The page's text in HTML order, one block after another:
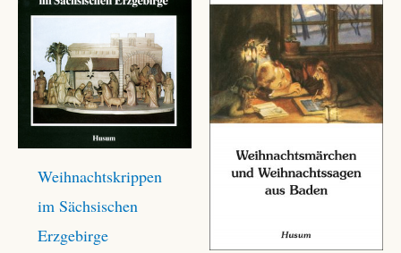
Weihnachtskrippen
im Sächsischen
Erzgebirge